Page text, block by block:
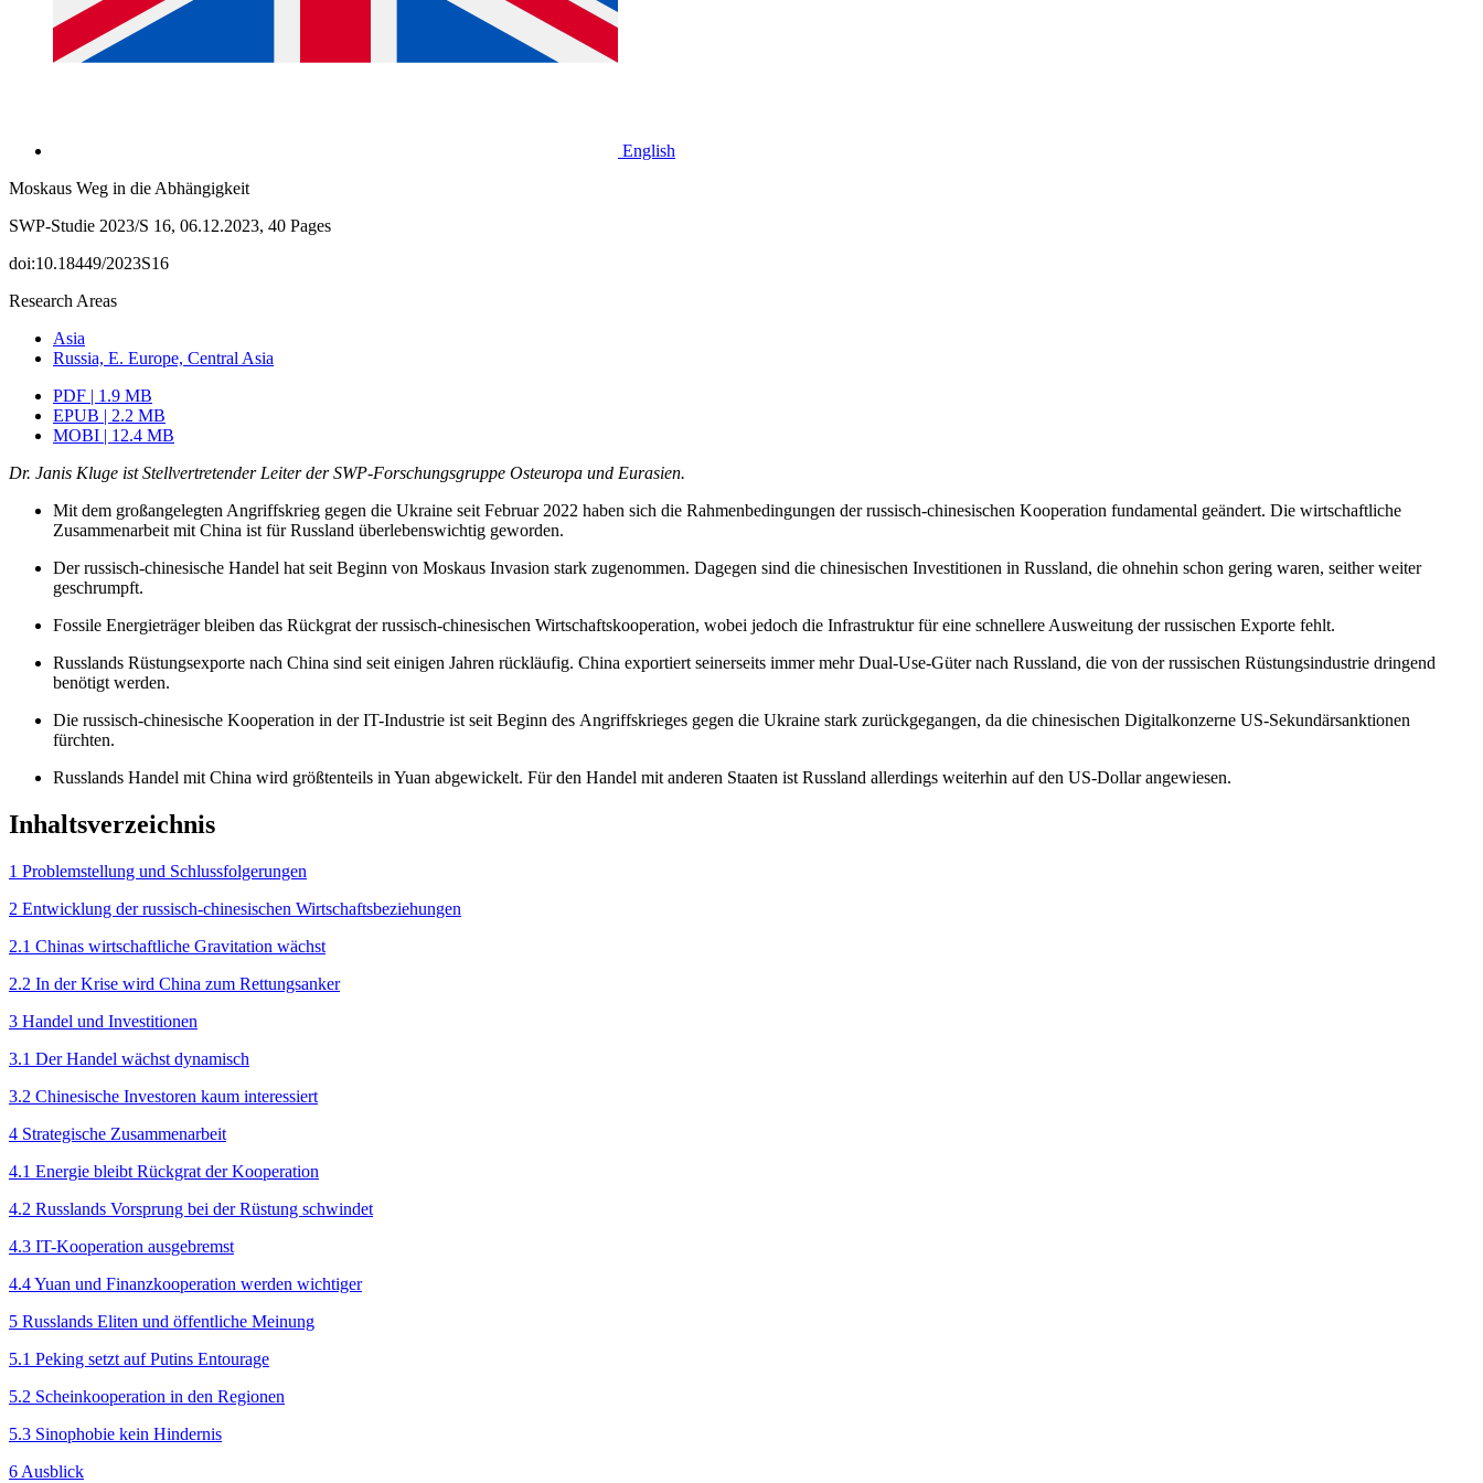
English
Moskaus Weg in die Abhängigkeit
SWP-Studie 2023/S 16, 06.12.2023, 40 Pages
doi:10.18449/2023S16
Research Areas
Asia
Russia, E. Europe, Central Asia
PDF | 1.9 MB
EPUB | 2.2 MB
MOBI | 12.4 MB
Dr. Janis Kluge ist Stellvertretender Leiter der SWP-Forschungsgruppe Osteuropa und Eurasien.
Mit dem großangelegten Angriffskrieg gegen die Ukraine seit Februar 2022 haben sich die Rahmenbedingungen der russisch-chinesischen Kooperation fundamental geändert. Die wirtschaftliche
Zusammenarbeit mit China ist für Russland überlebenswichtig geworden.
Der russisch-chinesische Handel hat seit Beginn von Moskaus Invasion stark zugenommen. Dagegen sind die chinesischen Investitionen in Russland, die ohnehin schon gering waren, seither weiter
geschrumpft.
Fossile Energieträger bleiben das Rückgrat der russisch-chinesischen Wirtschaftskooperation, wobei jedoch die Infrastruktur für eine schnel­lere Ausweitung der russischen Exporte fehlt.
Russlands Rüstungsexporte nach China sind seit einigen Jahren rück­läufig. China exportiert seinerseits immer mehr Dual-Use-Güter nach Russland, die von der russischen Rüstungsindustrie dringend
benötigt werden.
Die russisch-chinesische Kooperation in der IT-Industrie ist seit Beginn des Angriffskrieges gegen die Ukraine stark zurückgegangen, da die chinesischen Digitalkonzerne US-Sekundärsanktionen
fürchten.
Russlands Handel mit China wird größtenteils in Yuan abgewickelt. Für den Handel mit anderen Staaten ist Russland allerdings weiterhin auf den US-Dollar angewiesen.
Inhaltsverzeichnis
1 Problemstellung und Schlussfolgerungen
2 Entwicklung der russisch-chinesischen Wirtschafts­beziehungen
2.1 Chinas wirtschaftliche Gravitation wächst
2.2 In der Krise wird China zum Rettungsanker
3 Handel und Investitionen
3.1 Der Handel wächst dynamisch
3.2 Chinesische Investoren kaum interessiert
4 Strategische Zusammenarbeit
4.1 Energie bleibt Rückgrat der Kooperation
4.2 Russlands Vorsprung bei der Rüstung schwindet
4.3 IT-Kooperation ausgebremst
4.4 Yuan und Finanzkooperation werden wichtiger
5 Russlands Eliten und öffentliche Meinung
5.1 Peking setzt auf Putins Entourage
5.2 Scheinkooperation in den Regionen
5.3 Sinophobie kein Hindernis
6 Ausblick